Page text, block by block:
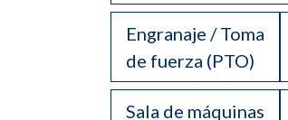
Engranaje / Toma
de fuerza (PTO)
Sala de máquinas